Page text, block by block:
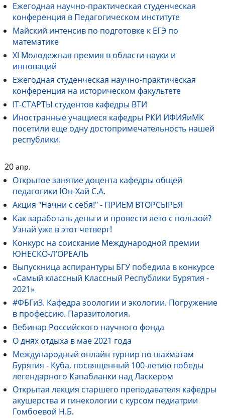
Ежегодная научно-практическая студенческая
конференция в Педагогическом институте
Майский интенсив по подготовке к ЕГЭ по
математике
XI Молодежная премия в области науки и
инноваций
Ежегодная студенческая научно-практическая
конференция на историческом факультете
IT-СТАРТЫ студентов кафедры ВТИ
Иностранные учащиеся кафедры РКИ ИФИЯиМК
посетили еще одну достопримечательность нашей
республики.
20 апр.
Открытое занятие доцента кафедры общей
педагогики Юн-Хай С.А.
Акция "Начни с себя!" - ПРИЕМ ВТОРСЫРЬЯ
Как заработать деньги и провести лето с пользой?
Узнай уже в этот четверг!
Конкурс на соискание Международной премии
ЮНЕСКО-Л’ОРЕАЛЬ
Выпускница аспирантуры БГУ победила в конкурсе
«Самый классный Классный Республики Бурятия -
2021»
#ФБГиЗ. Кафедра зоологии и экологии. Погружение
в профессию. Паразитология.
Вебинар Российского научного фонда
О днях отдыха в мае 2021 года
Международный онлайн турнир по шахматам
Бурятия - Куба, посвященный 100-летию победы
легендарного Капабланки над Ласкером
Открытая лекция старшего преподавателя кафедры
акушерства и гинекологии с курсом педиатрии
Гомбоевой Н.Б.